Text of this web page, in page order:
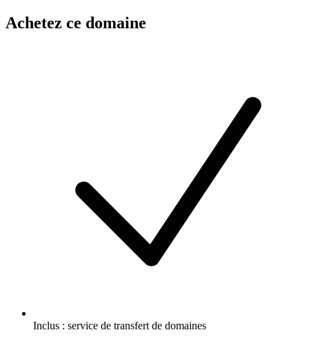
Achetez ce domaine
Inclus : service de transfert de domaines